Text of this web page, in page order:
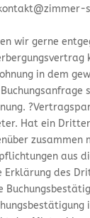
wir gerne
in dem
Hat ein
zusammen
aus
Erklärung des